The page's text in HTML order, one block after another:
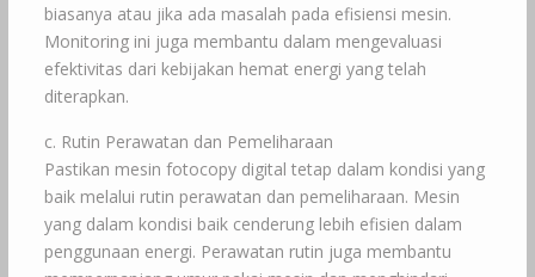
biasanya atau jika ada masalah pada efisiensi mesin.
Monitoring ini juga membantu dalam mengevaluasi
efektivitas dari kebijakan hemat energi yang telah
diterapkan.
c. Rutin Perawatan dan Pemeliharaan
Pastikan mesin fotocopy digital tetap dalam kondisi yang
baik melalui rutin perawatan dan pemeliharaan. Mesin
yang dalam kondisi baik cenderung lebih efisien dalam
penggunaan energi. Perawatan rutin juga membantu